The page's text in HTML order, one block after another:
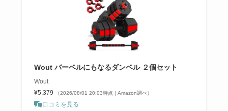
Wout バーベルにもなるダンベル ２個セット
Wout
¥5,379
（2026/08/01 20:03時点 | Amazon調べ）
口コミを見る